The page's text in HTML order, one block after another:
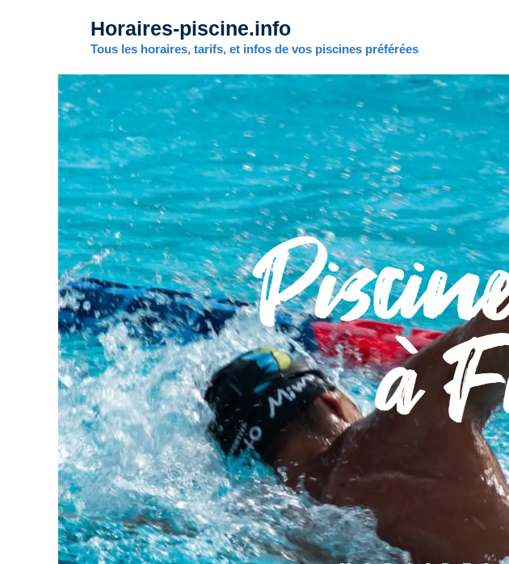
Horaires-piscine.info
Tous les horaires, tarifs, et infos de vos piscines préférées